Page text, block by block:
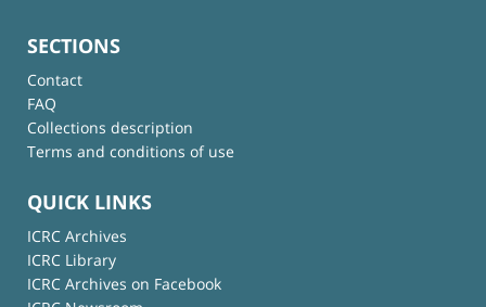
SECTIONS
Contact
FAQ
Collections description
Terms and conditions of use
QUICK LINKS
ICRC Archives
ICRC Library
ICRC Archives on Facebook